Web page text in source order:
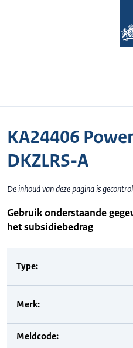
KA24406
DKZLRS-A
De inhoud van deze pagina is
Gebruik onderstaande
het subsidiebedrag
Type:
Merk:
Meldcode: